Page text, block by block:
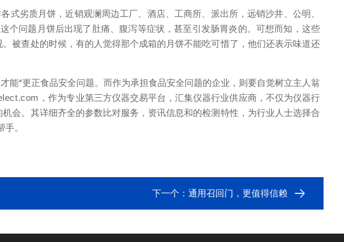
式劣质月饼，近销观澜周边工厂、酒店、工商所、派出所，远销沙井、公明、
个问题月饼后出现了肚痛、腹泻等症状，甚至引发肠胃炎的。可想而知，这些
被查处的时候，有的人觉得那个成箱的月饼不能吃可惜了，他们还表示味道还
能*更正食品安全问题。 而作为承担食品安全问题的企业，则要自觉树立主人翁
，作为专业第三方仪器交易平台，汇集仪器行业供应商，不仅为仪器行
会。其详细齐全的参数比对服务，资讯信息和的检测特性，为行业人士选择合
。
下一个：通用召回门，更值得信赖